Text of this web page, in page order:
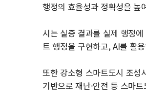
행정의 효율성과 정확성을 높
시는 실증 결과를 실제 행정
트 행정을 구현하고, AI를 활
또한 강소형 스마트도시 조성
기반으로 재난·안전 등 스마